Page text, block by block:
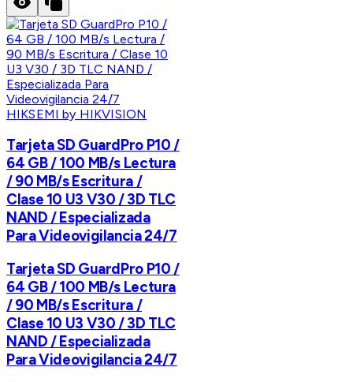
HIKSEMI by HIKVISION
Tarjeta SD GuardPro P10 /
64 GB / 100 MB/s Lectura
/ 90 MB/s Escritura /
Clase 10 U3 V30 / 3D TLC
NAND / Especializada
Para Videovigilancia 24/7
Tarjeta SD GuardPro P10 /
64 GB / 100 MB/s Lectura
/ 90 MB/s Escritura /
Clase 10 U3 V30 / 3D TLC
NAND / Especializada
Para Videovigilancia 24/7